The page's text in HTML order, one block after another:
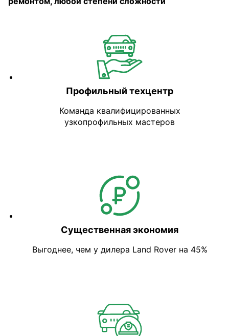
Профильный техцентр
Команда квалифицированных
узкопрофильных мастеров
Существенная экономия
Выгоднее, чем у дилера Land Rover на 45%